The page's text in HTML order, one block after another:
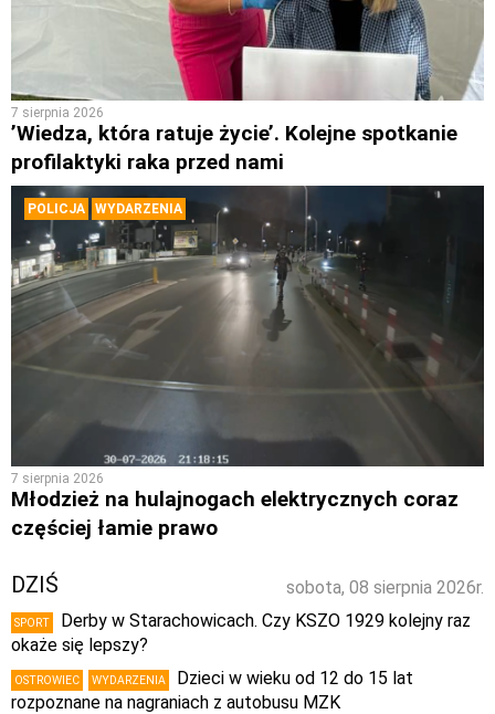
7 sierpnia 2026
’Wiedza, która ratuje życie’. Kolejne spotkanie
profilaktyki raka przed nami
POLICJA WYDARZENIA
7 sierpnia 2026
Młodzież na hulajnogach elektrycznych coraz
częściej łamie prawo
sobota, 08 sierpnia 2026r.
DZIŚ
SPORT
Derby w Starachowicach. Czy KSZO 1929 kolejny raz
okaże się lepszy?
OSTROWIEC WYDARZENIA
Dzieci w wieku od 12 do 15 lat
rozpoznane na nagraniach z autobusu MZK